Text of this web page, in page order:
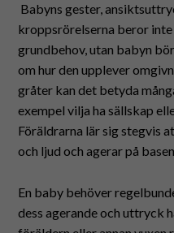
Babyns gester,
kroppsrörelserna beror
grundbehov, utan babyn
om hur den upplever
gråter kan det betyda
exempel vilja ha sällskap
Föräldrarna lär sig stegvis
och ljud och agerar på
En baby behöver
dess agerande och uttryck